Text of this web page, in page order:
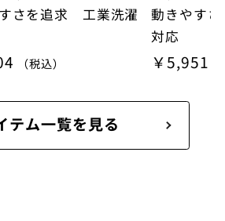
さを追求 工業洗濯
（税込）
動きやす
対応
￥5,951
テム一覧を見る